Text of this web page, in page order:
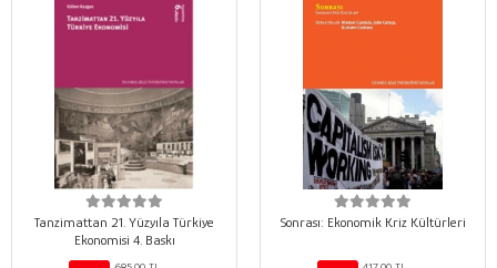
Tanzimattan 21. Yüzyıla Türkiye
Ekonomisi 4. Baskı
Sonrası: Ekonomik Kriz Kültürleri